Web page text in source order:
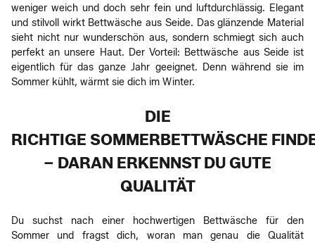
weniger weich und doch sehr fein und luftdurchlässig. Elegant
und stilvoll wirkt Bettwäsche aus Seide. Das glänzende Material
sieht nicht nur wunderschön aus, sondern schmiegt sich auch
perfekt an unsere Haut. Der Vorteil: Bettwäsche aus Seide ist
eigentlich für das ganze Jahr geeignet. Denn während sie im
Sommer kühlt, wärmt sie dich im Winter.
DIE
RICHTIGE SOMMERBETTWÄSCHE
– DARAN ERKENNST DU GUTE
QUALITÄT
Du suchst nach einer hochwertigen Bettwäsche für den
Sommer und fragst dich, woran man genau die Qualität